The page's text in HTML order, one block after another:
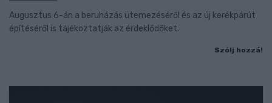
Augusztus 6-án a beruházás ütemezéséről és az új kerékpárút
építéséről is tájékoztatják az érdeklődőket.
Szólj hozzá!